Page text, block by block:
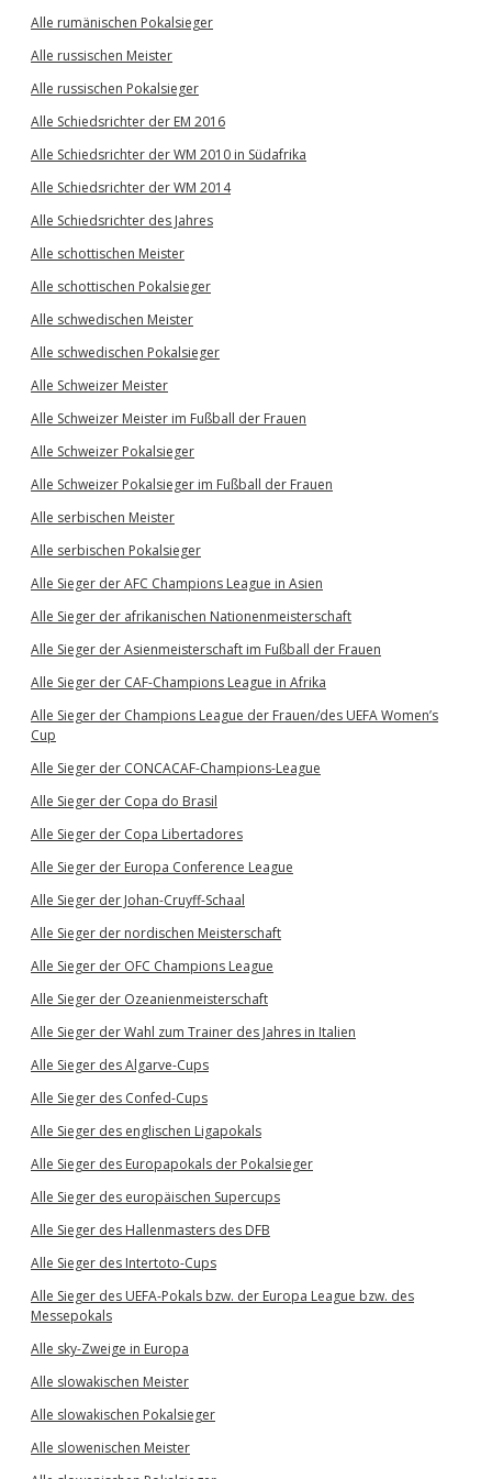
Alle rumänischen Pokalsieger
Alle russischen Meister
Alle russischen Pokalsieger
Alle Schiedsrichter der EM 2016
Alle Schiedsrichter der WM 2010 in Südafrika
Alle Schiedsrichter der WM 2014
Alle Schiedsrichter des Jahres
Alle schottischen Meister
Alle schottischen Pokalsieger
Alle schwedischen Meister
Alle schwedischen Pokalsieger
Alle Schweizer Meister
Alle Schweizer Meister im Fußball der Frauen
Alle Schweizer Pokalsieger
Alle Schweizer Pokalsieger im Fußball der Frauen
Alle serbischen Meister
Alle serbischen Pokalsieger
Alle Sieger der AFC Champions League in Asien
Alle Sieger der afrikanischen Nationenmeisterschaft
Alle Sieger der Asienmeisterschaft im Fußball der Frauen
Alle Sieger der CAF-Champions League in Afrika
Alle Sieger der Champions League der Frauen/des UEFA Women’s
Cup
Alle Sieger der CONCACAF-Champions-League
Alle Sieger der Copa do Brasil
Alle Sieger der Copa Libertadores
Alle Sieger der Europa Conference League
Alle Sieger der Johan-Cruyff-Schaal
Alle Sieger der nordischen Meisterschaft
Alle Sieger der OFC Champions League
Alle Sieger der Ozeanienmeisterschaft
Alle Sieger der Wahl zum Trainer des Jahres in Italien
Alle Sieger des Algarve-Cups
Alle Sieger des Confed-Cups
Alle Sieger des englischen Ligapokals
Alle Sieger des Europapokals der Pokalsieger
Alle Sieger des europäischen Supercups
Alle Sieger des Hallenmasters des DFB
Alle Sieger des Intertoto-Cups
Alle Sieger des UEFA-Pokals bzw. der Europa League bzw. des
Messepokals
Alle sky-Zweige in Europa
Alle slowakischen Meister
Alle slowakischen Pokalsieger
Alle slowenischen Meister